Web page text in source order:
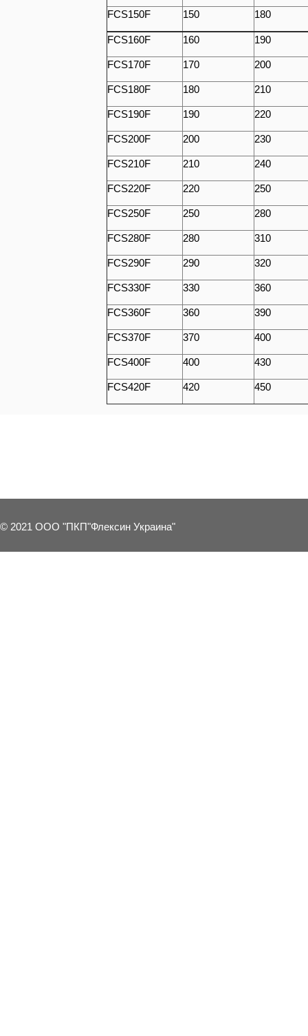
FCS150F 150 180
FCS160F 160 190
FCS170F 170 200
FCS180F 180 210
FCS190F 190 220
FCS200F 200 230
FCS210F 210 240
FCS220F 220 250
FCS250F 250 280
FCS280F 280 310
FCS290F 290 320
FCS330F 330 360
FCS360F 360 390
FCS370F 370 400
FCS400F 400 430
FCS420F 420 450
© 2021 ООО "ПКП"Флексин Украина"